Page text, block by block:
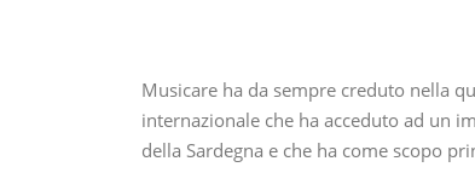
Musicare ha da sempre creduto nella
internazionale che ha acceduto ad un
della Sardegna e che ha come scopo